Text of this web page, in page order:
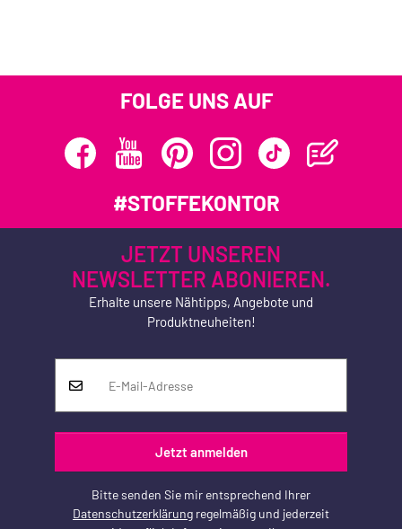
FOLGE UNS AUF
#STOFFEKONTOR
JETZT UNSEREN
NEWSLETTER ABONIEREN.
Erhalte unsere Nähtipps, Angebote und
Produktneuheiten!
Jetzt anmelden
Bitte senden Sie mir entsprechend Ihrer
Datenschutzerklärung regelmäßig und jederzeit